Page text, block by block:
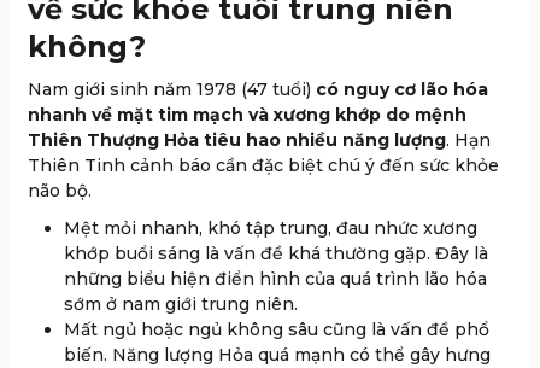
về sức khỏe tuổi trung niên
không?
Nam giới sinh năm 1978 (47 tuổi) có nguy cơ lão hóa
nhanh về mặt tim mạch và xương khớp do mệnh
Thiên Thượng Hỏa tiêu hao nhiều năng lượng. Hạn
Thiên Tinh cảnh báo cần đặc biệt chú ý đến sức khỏe
não bộ.
Mệt mỏi nhanh, khó tập trung, đau nhức xương
khớp buổi sáng là vấn đề khá thường gặp. Đây là
những biểu hiện điển hình của quá trình lão hóa
sớm ở nam giới trung niên.
Mất ngủ hoặc ngủ không sâu cũng là vấn đề phổ
biến. Năng lượng Hỏa quá mạnh có thể gây hưng